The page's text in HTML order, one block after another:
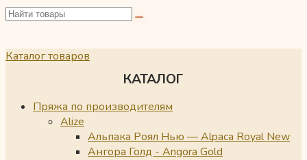
Каталог товаров
КАТАЛОГ
Пряжа по производителям
Alize
Альпака Роял Нью — Alpaca Royal New
Ангора Голд - Angora Gold